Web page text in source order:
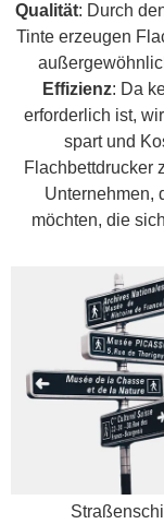
Qualität: Durch
Tinte erzeugen
Effizienz: Da
erforderlich ist,
spart und
Flachbettdrucker
Unternehmen,
möchten, die